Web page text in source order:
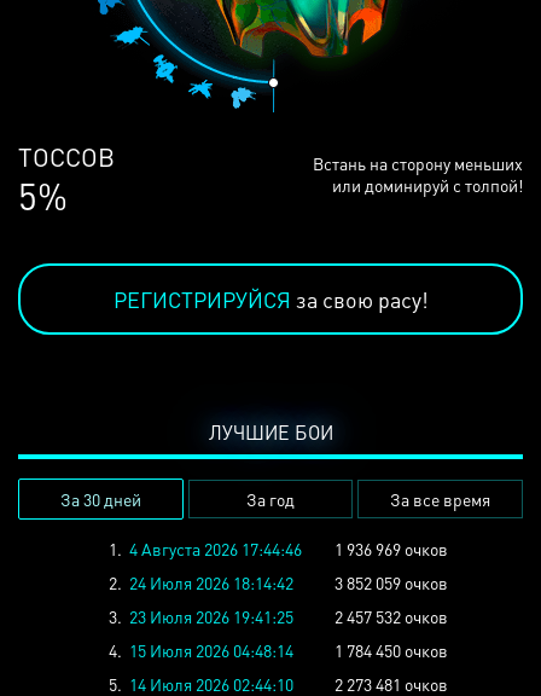
ЛЮДЕЙ
68%
Встань на сторону меньших
или доминируй с толпой!
РЕГИСТРИРУЙСЯ за свою расу!
ЛУЧШИЕ БОИ
За 30 дней За год За все время
1. 4 Августа 2026 17:44:46
1 936 969 очков
2. 24 Июля 2026 18:14:42
3 852 059 очков
3. 23 Июля 2026 19:41:25
2 457 532 очков
4. 15 Июля 2026 04:48:14
1 784 450 очков
5. 14 Июля 2026 02:44:10
2 273 481 очков